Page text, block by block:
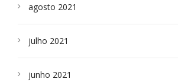
agosto 2021
julho 2021
junho 2021